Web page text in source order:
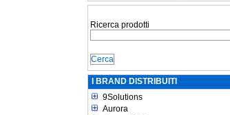
Ricerca prodotti
I BRAND DISTRIBUITI
9Solutions
Aurora